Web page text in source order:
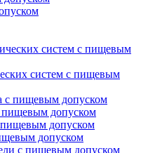
систем с пищевым
пищевым допуском
допуском